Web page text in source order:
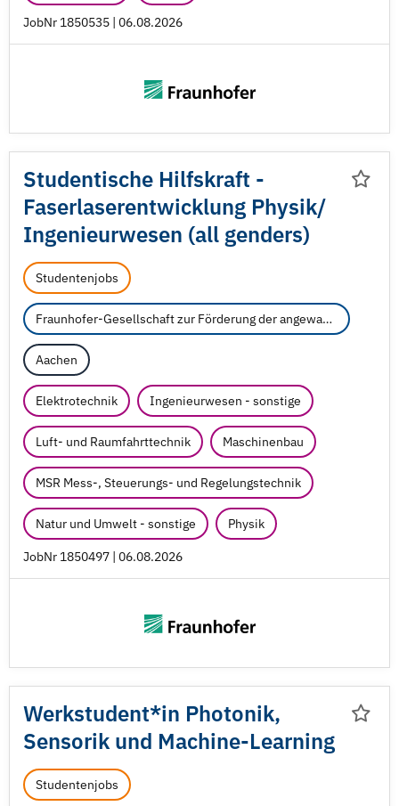
JobNr 1850535 | 06.08.2026
Studentische Hilfskraft -
Faserlaserentwicklung Physik/
Ingenieurwesen (all genders)
Studentenjobs
Fraunhofer-Gesellschaft zur Förderung der angewandten Forschung e.V.
Aachen
Elektrotechnik Ingenieurwesen - sonstige
Luft- und Raumfahrttechnik Maschinenbau
MSR Mess-, Steuerungs- und Regelungstechnik
Natur und Umwelt - sonstige Physik
JobNr 1850497 | 06.08.2026
Werkstudent*in Photonik,
Sensorik und Machine-Learning
Studentenjobs